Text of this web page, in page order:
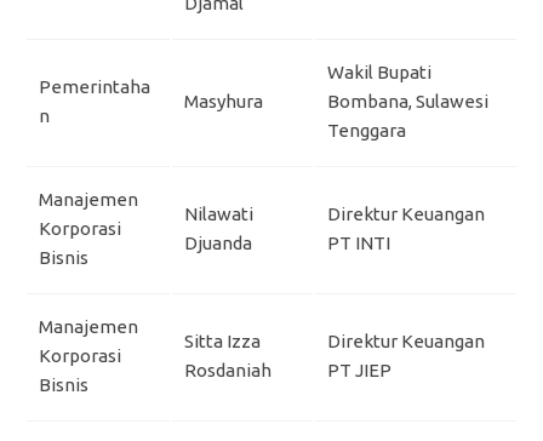
Pemerintaha
n
Masyhura
Wakil Bupati
Bombana, Sulawesi
Tenggara
Manajemen
Korporasi
Bisnis
Nilawati
Djuanda
Direktur Keuangan
PT INTI
Manajemen
Korporasi
Bisnis
Sitta Izza
Rosdaniah
Direktur Keuangan
PT JIEP